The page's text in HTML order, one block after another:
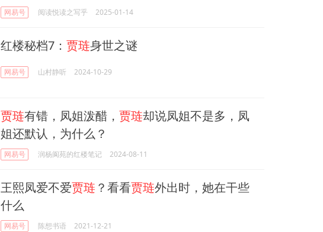
网易号 阅读悦读之写乎 2025-01-14
红楼秘档7： 贾琏身世之谜
网易号 山村静听 2024-10-29
贾琏有错，凤姐泼醋， 贾琏却说凤姐不是多，凤
姐还默认，为什么？
网易号 润杨阆苑的红楼笔记 2024-08-11
王熙凤爱不爱贾琏 ？看看贾琏外出时，她在干些
什么
网易号 陈想书语 2021-12-21